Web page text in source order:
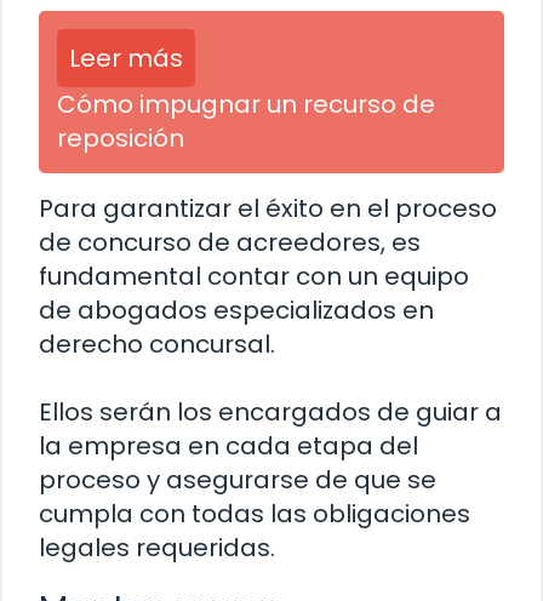
Leer más
Cómo impugnar un recurso de
reposición
Para garantizar el éxito en el proceso
de concurso de acreedores, es
fundamental contar con un equipo
de abogados especializados en
derecho concursal.
Ellos serán los encargados de guiar a
la empresa en cada etapa del
proceso y asegurarse de que se
cumpla con todas las obligaciones
legales requeridas.